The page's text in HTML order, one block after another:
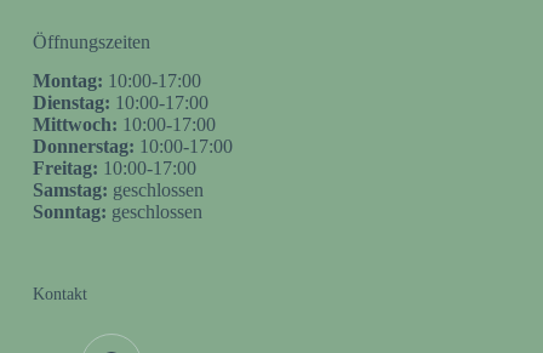
Öffnungszeiten
Montag: 10:00-17:00
Dienstag: 10:00-17:00
Mittwoch: 10:00-17:00
Donnerstag: 10:00-17:00
Freitag: 10:00-17:00
Samstag: geschlossen
Sonntag: geschlossen
Kontakt